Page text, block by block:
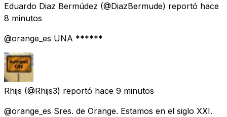
Eduardo Diaz Bermúdez (@DiazBermude) reportó hace
8 minutos
@orange_es UNA ******
Rhijs (@Rhijs3) reportó hace 9 minutos
@orange_es Sres. de Orange. Estamos en el siglo XXI.